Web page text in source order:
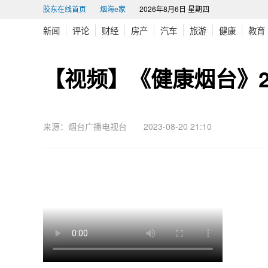
胶东在线首页 烟海e家 2026年8月6日 星期四
新闻 评论 财经 房产 汽车 旅游 健康 教育
【视频】《健康烟台
来源：烟台广播电视台 2023-08-20 21:10